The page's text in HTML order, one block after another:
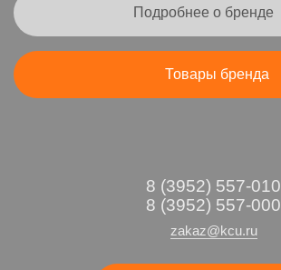
Подробнее о бренде
Товары бренда
8 (3952) 557-010
8 (3952) 557-000
zakaz@kcu.ru